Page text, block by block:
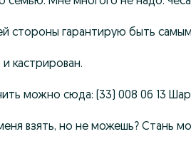
стороны гарантирую быть
и кастрирован.
можно сюда: (33) 008 06 13
взять, но не можешь? Стань